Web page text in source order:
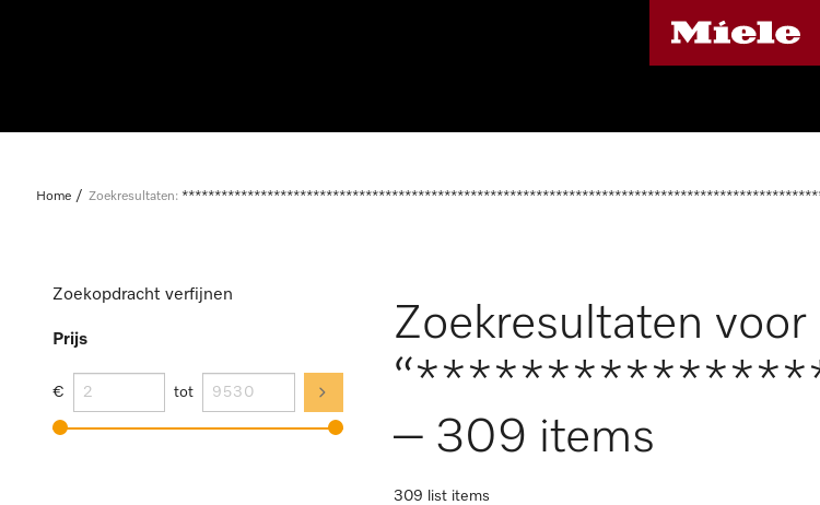
Home Zoekresultaten:
Zoekopdracht verfijnen
Prijs
€ tot
Zoekresultaten voor
– 309 items
309 list items